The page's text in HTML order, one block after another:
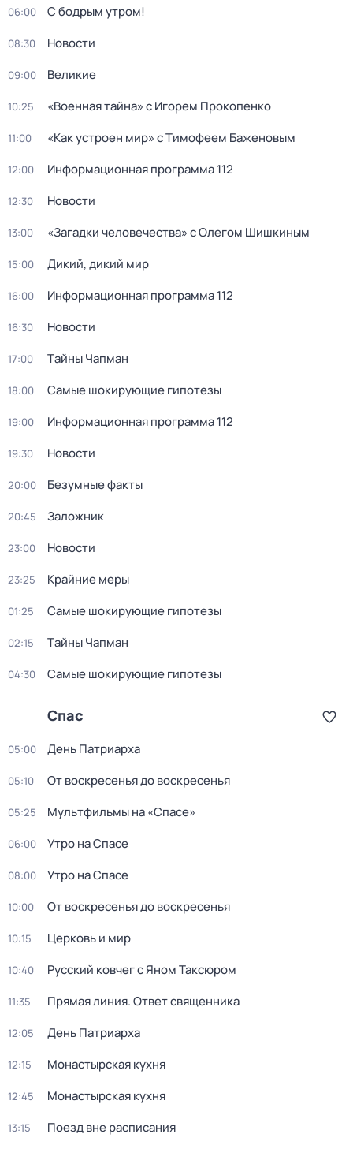
06:00 С бодрым утром!
08:30 Новости
09:00 Великие
10:25 «Военная тайна» с Игорем Прокопенко
11:00 «Как устроен мир» с Тимофеем Баженовым
12:00 Информационная программа 112
12:30 Новости
13:00 «Загадки человечeства» с Олeгом Шишкиным
15:00 Дикий, дикий мир
16:00 Информационная программа 112
16:30 Новости
17:00 Тaйны Чапман
18:00 Самые шoкиpующие гипотезы
19:00 Информационная программа 112
19:30 Новости
20:00 Безумные факты
20:45 Заложник
23:00 Новости
23:25 Крайние меры
01:25 Самые шoкиpующие гипотезы
02:15 Тaйны Чапман
04:30 Самые шoкиpующие гипотезы
Спас
05:00 День Патриарха
05:10 От воскресенья до воскресенья
05:25 Мультфильмы на «Спасе»
06:00 Утро на Спасе
08:00 Утро на Спасе
10:00 От воскресенья до воскресенья
10:15 Церковь и мир
10:40 Русский ковчег с Яном Таксюром
11:35 Прямая линия. Ответ священника
12:05 День Патриарха
12:15 Монaстыpская кухня
12:45 Монaстыpская кухня
13:15 Поезд вне расписания